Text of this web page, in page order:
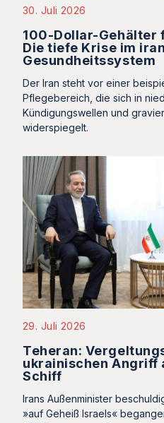
30. Juli 2026
100-Dollar-Gehälter
Die tiefe Krise im
Gesundheitssystem
Der Iran steht vor einer
Pflegebereich, die sich in
Kündigungswellen und
widerspiegelt.
29. Juli 2026
Teheran:
ukrainischen Angriff
Schiff
Irans Außenminister
»auf Geheiß Israels«